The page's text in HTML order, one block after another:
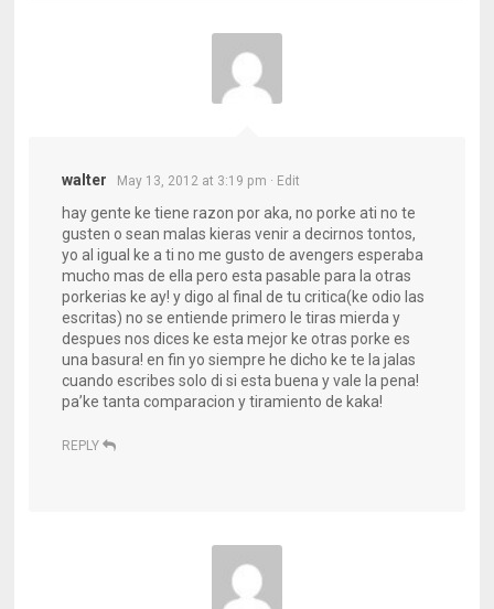
walter May 13, 2012 at 3:19 pm · Edit
hay gente ke tiene razon por aka, no porke ati no te
gusten o sean malas kieras venir a decirnos tontos,
yo al igual ke a ti no me gusto de avengers esperaba
mucho mas de ella pero esta pasable para la otras
porkerias ke ay! y digo al final de tu critica(ke odio las
escritas) no se entiende primero le tiras mierda y
despues nos dices ke esta mejor ke otras porke es
una basura! en fin yo siempre he dicho ke te la jalas
cuando escribes solo di si esta buena y vale la pena!
pa’ke tanta comparacion y tiramiento de kaka!
REPLY